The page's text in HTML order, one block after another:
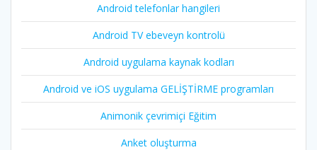
Android telefonlar hangileri
Android TV ebeveyn kontrolü
Android uygulama kaynak kodları
Android ve iOS uygulama GELİŞTİRME programları
Animonik çevrimiçi Eğitim
Anket oluşturma